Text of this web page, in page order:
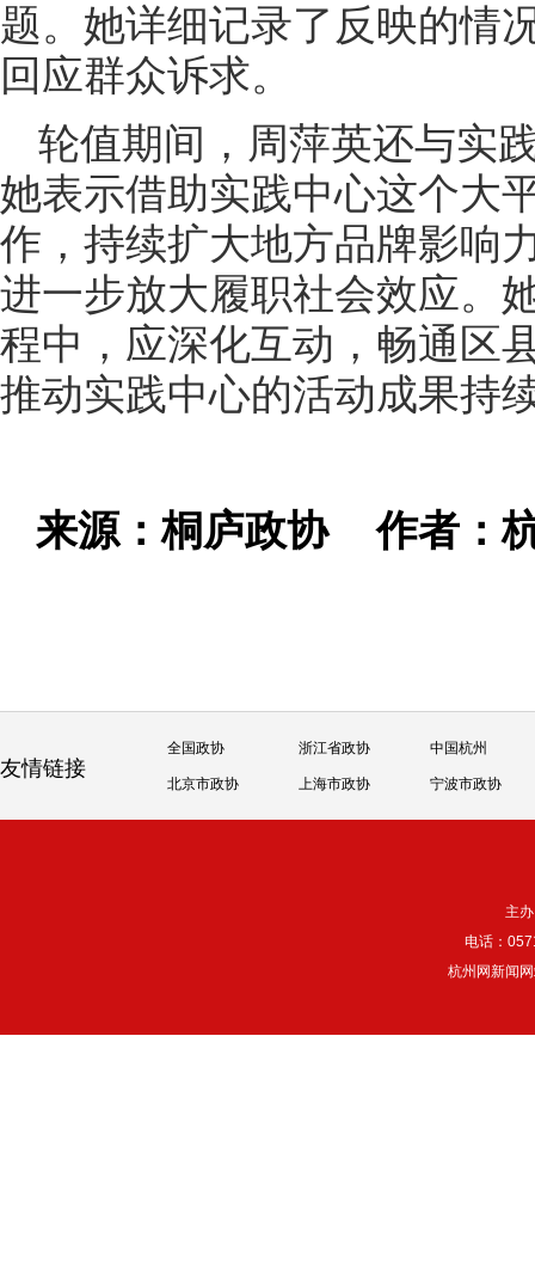
题。她详细记录了反映的情
回应群众诉求。
轮值期间，周萍英还与实
她表示借助实践中心这个大
作，持续扩大地方品牌影响
进一步放大履职社会效应。
程中，应深化互动，畅通区
推动实践中心的活动成果持
来源：桐庐政协作者：
友情链接
全国政协 浙江省政协 中国杭州
北京市政协 上海市政协 宁波市政协
主
电话：
杭州网新闻